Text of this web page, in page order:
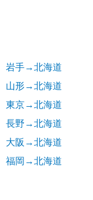
岩手→北海道
山形→北海道
東京→北海道
長野→北海道
大阪→北海道
福岡→北海道